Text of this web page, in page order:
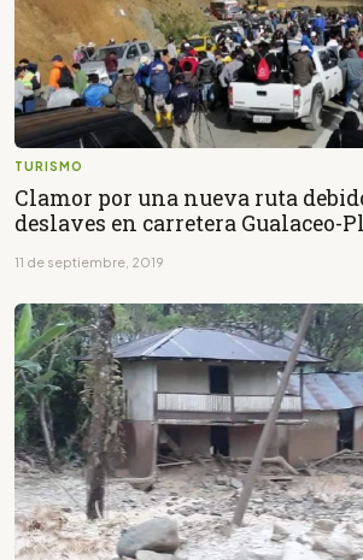
TURISMO
Clamor por una nueva ruta
deslaves en carretera Gualaceo-
11 de septiembre, 2019